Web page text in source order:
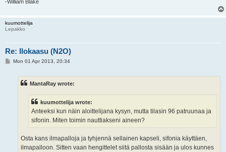
-William Blake
kuumottelija
Lepakko
Re: Ilokaasu (N2O)
PMon 01 Apr 2013, 20:34
MantaRay wrote:
kuumottelija wrote:
Anteeksi kun näin aloittelijana kysyn, mutta tilasin 96 patruunaa ja
sifonin. Miten toimin nauttiakseni aineen?
Osta kans ilmapalloja ja tyhjennä sellainen kapseli, sifonia käyttäen,
ilmapalloon. Sitten vaan hengittelet siitä pallosta sisään ja ulos kunnes